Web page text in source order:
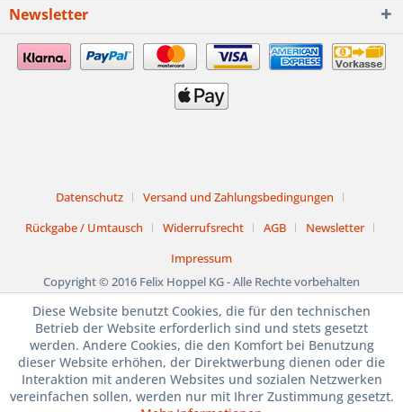
1. bis 15. August
BETRIEBSURLAUB
JULI und AUGUST
Newsletter
Datenschutz
Versand und Zahlungsbedingungen
Rückgabe / Umtausch
Widerrufsrecht AGB
Newsletter
Impressum
Copyright © 2016 Felix Hoppel KG - Alle Rechte vorbehalten
Diese Website benutzt Cookies, die für den technischen
Betrieb der Website erforderlich sind und stets gesetzt
werden. Andere Cookies, die den Komfort bei Benutzung
dieser Website erhöhen, der Direktwerbung dienen oder die
Interaktion mit anderen Websites und sozialen Netzwerken
vereinfachen sollen, werden nur mit Ihrer Zustimmung gesetzt.